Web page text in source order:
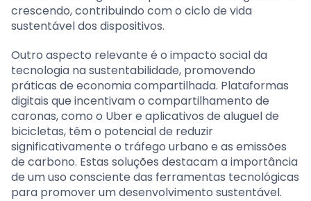
crescendo, contribuindo com o ciclo de vida
sustentável dos dispositivos.
Outro aspecto relevante é o impacto social da
tecnologia na sustentabilidade, promovendo
práticas de economia compartilhada. Plataformas
digitais que incentivam o compartilhamento de
caronas, como o Uber e aplicativos de aluguel de
bicicletas, têm o potencial de reduzir
significativamente o tráfego urbano e as emissões
de carbono. Estas soluções destacam a importância
de um uso consciente das ferramentas tecnológicas
para promover um desenvolvimento sustentável.